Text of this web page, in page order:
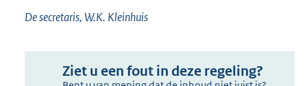
De secretaris, W.K. Kleinhuis
Ziet u een fout in deze regeling?